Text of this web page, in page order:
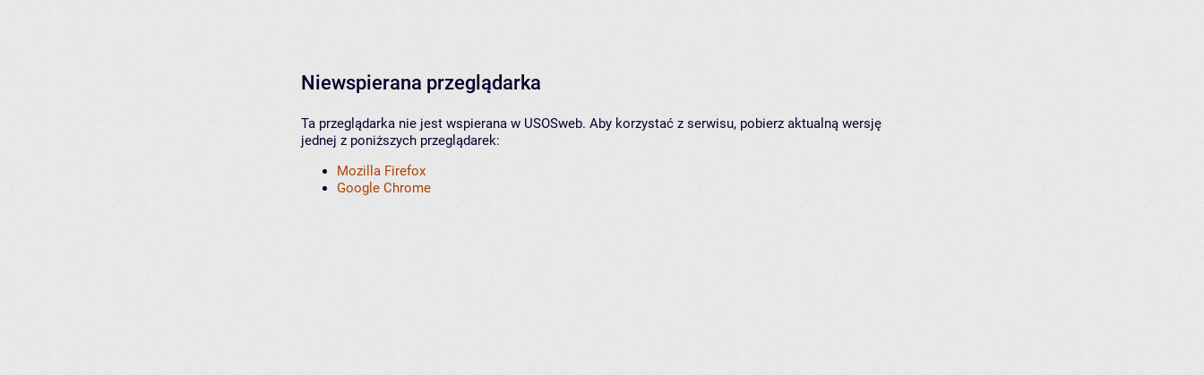
Niewspierana przeglądarka
Ta przeglądarka nie jest wspierana w USOSweb. Aby korzystać z serwisu, pobierz aktualną wersję
jednej z poniższych przeglądarek:
Mozilla Firefox
Google Chrome